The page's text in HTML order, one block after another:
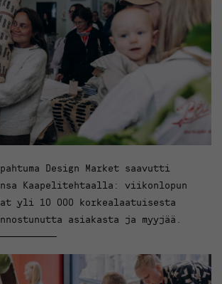
Design Market saavutti
Kaapelitehtaalla: viikonlopun
yli 10 000 korkealaatuisesta
asiakasta ja myyjää.